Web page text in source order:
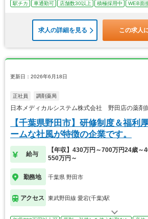
駅チカ
車通勤可 店舗数30以上 積極採用中 WEB面
求人の詳細を見る この求人
更新日：2026年6月18日
正社員 調剤薬局
日本メディカルシステム株式会社 野田店の薬剤
【千葉県野田市】研修制度＆福利
ームな社風が特徴の企業です。
給与
【年収】430万円～700万円24歳～
550万円～
勤務地 千葉県 野田市
アクセス 東武野田線 愛宕(千葉)駅